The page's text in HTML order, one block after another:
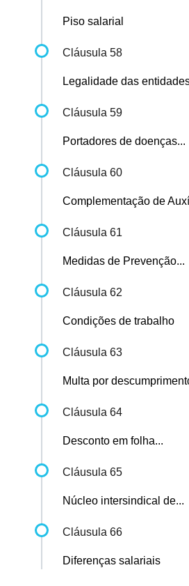
Piso salarial
Cláusula 58
Legalidade das
Cláusula 59
Portadores de doenças...
Cláusula 60
Complementação de
Cláusula 61
Medidas de Prevenção...
Cláusula 62
Condições de trabalho
Cláusula 63
Multa por
Cláusula 64
Desconto em folha...
Cláusula 65
Núcleo intersindical de...
Cláusula 66
Diferenças salariais